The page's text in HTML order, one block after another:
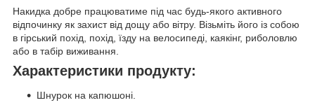
Накидка добре працюватиме під час будь-якого активного
відпочинку як захист від дощу або вітру. Візьміть його із собою
в гірський похід, похід, їзду на велосипеді, каякінг, риболовлю
або в табір виживання.
Характеристики продукту:
Шнурок на капюшоні.